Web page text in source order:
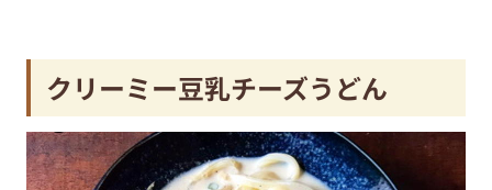
クリーミー豆乳チーズうどん